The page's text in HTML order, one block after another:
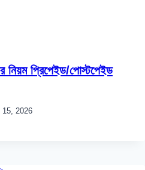
নিয়ম প্রিপেইড/পোস্টপেইড
15, 2026